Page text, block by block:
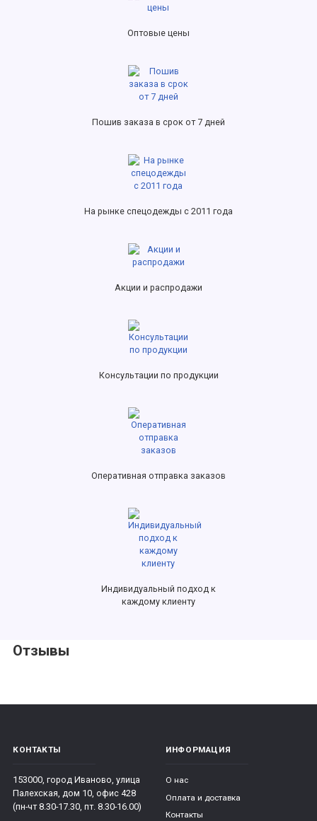
Оптовые цены
Пошив заказа в срок от 7 дней
На рынке спецодежды с 2011 года
Акции и распродажи
Консультации по продукции
Оперативная отправка заказов
Индивидуальный подход к
каждому клиенту
Отзывы
КОНТАКТЫ
153000, город Иваново, улица
Палехская, дом 10, офис 428
(пн-чт 8.30-17.30, пт. 8.30-16.00)
ИНФОРМАЦИЯ
О нас
Оплата и доставка
Контакты